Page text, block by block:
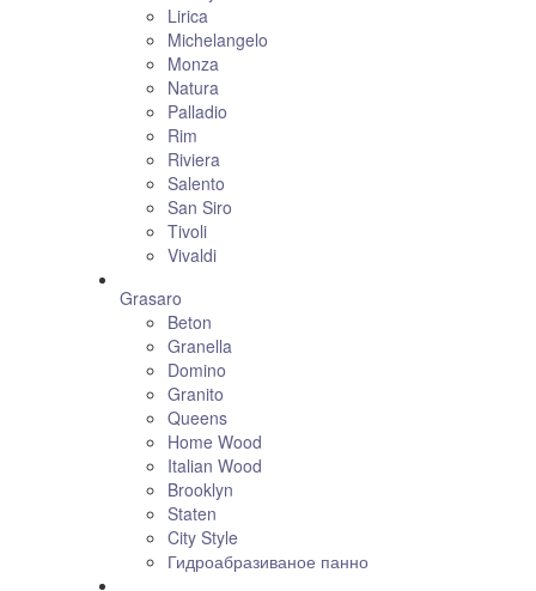
Lirica
Michelangelo
Monza
Natura
Palladio
Rim
Riviera
Salento
San Siro
Tivoli
Vivaldi
Grasaro
Beton
Granella
Domino
Granito
Queens
Home Wood
Italian Wood
Brooklyn
Staten
City Style
Гидроабразиваное панно